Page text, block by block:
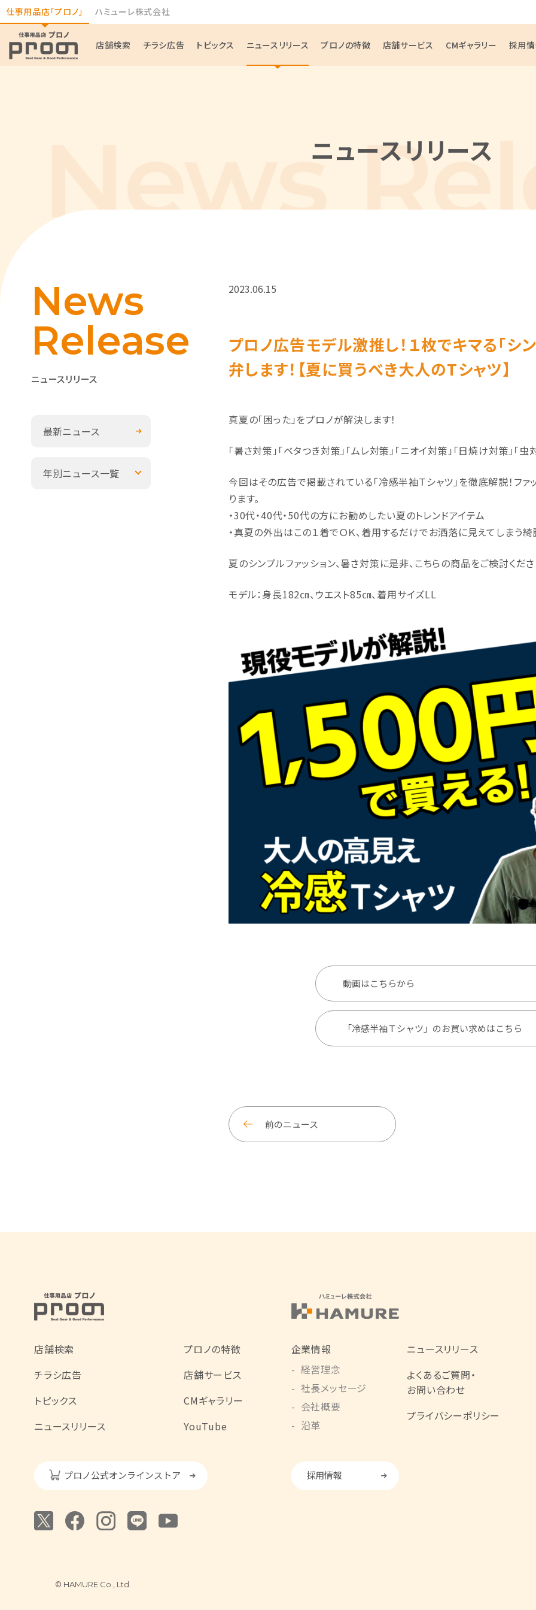
仕事用品店「プロノ」 ハミューレ株式会社
店舗検索 チラシ広告 トピックス ニュースリリース プロノの特徴 店舗サービス CMギャラリー 採用
ニュースリリース
ニュースリリース
News
Release
最新ニュース
年別ニュース一覧
2023.06.15
プロノ広告モデル激推し！１枚でキマる「シ
弁します！【夏に買うべき大人のTシャツ】
真夏の「困った」をプロノが解決します！
「暑さ対策」「ベタつき対策」「ムレ対策」「ニオイ対策」「日焼け対策」
今回はその広告で掲載されている「冷感半袖Ｔシャツ」を徹底解説！フ
ります。
・30代・40代・50代の方にお勧めしたい夏のトレンドアイテム
・真夏の外出はこの１着でＯＫ、着用するだけでお洒落に見えてしまう
夏のシンプルファッション、暑さ対策に是非、こちらの商品をご検討くださ
モデル：身長182㎝、ウエスト85㎝、着用サイズLL
動画はこちらから
「冷感半袖Ｔシャツ」のお買い求めはこちら
前のニュース
店舗検索
チラシ広告
トピックス
ニュースリリース
プロノの特徴
店舗サービス
CMギャラリー
YouTube
プロノ公式オンラインストア
企業情報
経営理念
社長メッセージ
会社概要
沿革
ニュースリリース
よくあるご質問・
お問い合わせ
プライバシーポリシー
採用情報
© HAMURE Co., Ltd.